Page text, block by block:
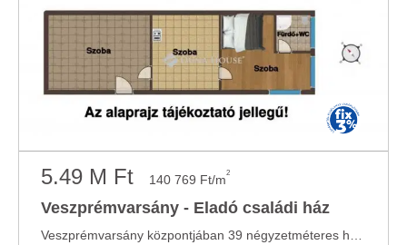
5.49 M Ft 140 769 Ft/m2
Veszprémvarsány - Eladó családi ház